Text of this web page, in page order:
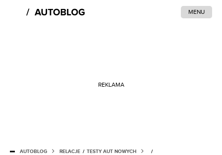
MENU
REKLAMA
AUTOBLOG RELACJE / TESTY AUT NOWYCH /